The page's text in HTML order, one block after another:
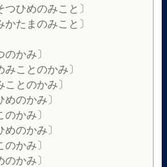
つひめのみこと〕
かたまのみこと〕
のかみ〕
みことのかみ〕
ことのかみ〕
めのかみ〕
のかみ〕
めのかみ〕
のかみ〕
のかみ〕